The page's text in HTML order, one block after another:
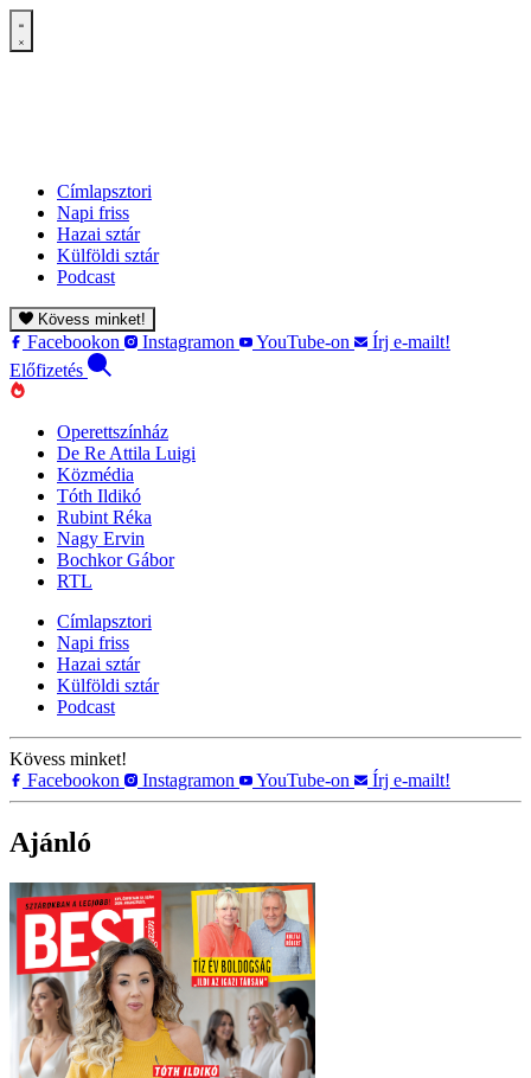
Címlapsztori
Napi friss
Hazai sztár
Külföldi sztár
Podcast
Kövess minket!
Facebookon Instagramon YouTube-on
Írj e-mailt!
Előfizetés
Operettszínház
De Re Attila Luigi
Közmédia
Tóth Ildikó
Rubint Réka
Nagy Ervin
Bochkor Gábor
RTL
Címlapsztori
Napi friss
Hazai sztár
Külföldi sztár
Podcast
Kövess minket!
Facebookon
Instagramon YouTube-on Írj e-mailt!
Ajánló